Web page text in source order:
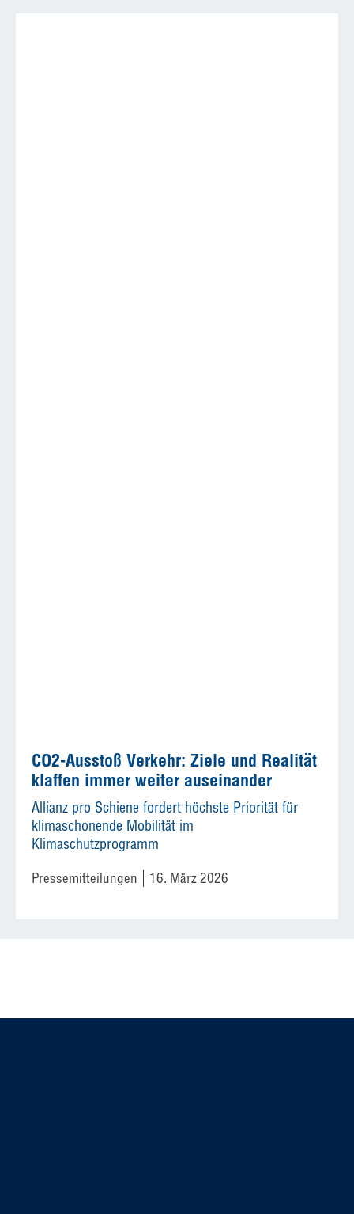
CO2-Ausstoß Verkehr: Ziele und Realität
klaffen immer weiter auseinander
Allianz pro Schiene fordert höchste Priorität für
klimaschonende Mobilität im
Klimaschutzprogramm
Pressemitteilungen 16. März 2026